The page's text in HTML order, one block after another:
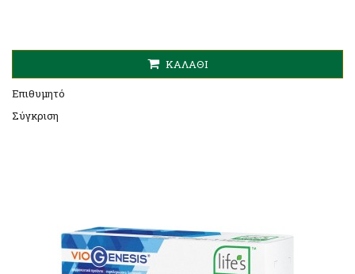
ΚΑΛΆΘΙ
Επιθυμητό
Σύγκριση